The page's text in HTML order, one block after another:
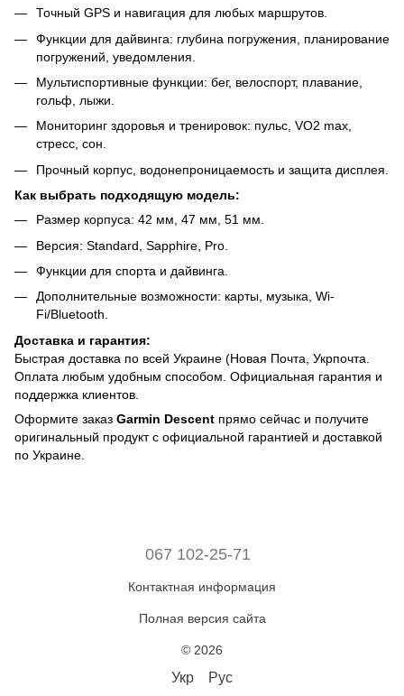
Точный GPS и навигация для любых маршрутов.
Функции для дайвинга: глубина погружения, планирование
погружений, уведомления.
Мультиспортивные функции: бег, велоспорт, плавание,
гольф, лыжи.
Мониторинг здоровья и тренировок: пульс, VO2 max,
стресс, сон.
Прочный корпус, водонепроницаемость и защита дисплея.
Как выбрать подходящую модель:
Размер корпуса: 42 мм, 47 мм, 51 мм.
Версия: Standard, Sapphire, Pro.
Функции для спорта и дайвинга.
Дополнительные возможности: карты, музыка, Wi-
Fi/Bluetooth.
Доставка и гарантия:
Быстрая доставка по всей Украине (Новая Почта, Укрпочта.
Оплата любым удобным способом. Официальная гарантия и
поддержка клиентов.
Оформите заказ Garmin Descent прямо сейчас и получите
оригинальный продукт с официальной гарантией и доставкой
по Украине.
067 102-25-71
Контактная информация
Полная версия сайта
© 2026
Укр Рус